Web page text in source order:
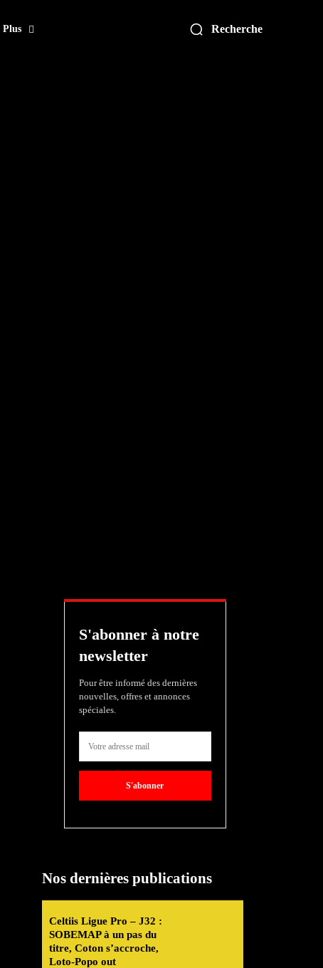
Recherche
Plus
S'abonner à notre
newsletter
Pour être informé des dernières
nouvelles, offres et annonces
spéciales.
S'abonner
Nos dernières publications
Celtiis Ligue Pro – J32 :
SOBEMAP à un pas du
titre, Coton s’accroche,
Loto-Popo out